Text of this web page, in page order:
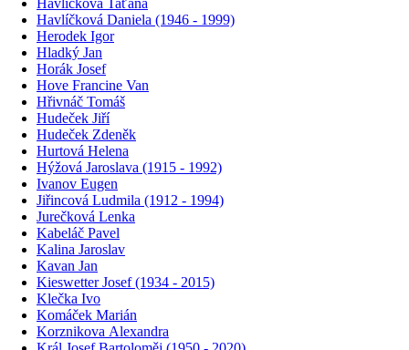
Havlíčková Daniela (1946 - 1999)
Herodek Igor
Hladký Jan
Horák Josef
Hove Francine Van
Hřivnáč Tomáš
Hudeček Jiří
Hudeček Zdeněk
Hurtová Helena
Hýžová Jaroslava (1915 - 1992)
Ivanov Eugen
Jiřincová Ludmila (1912 - 1994)
Jurečková Lenka
Kabeláč Pavel
Kalina Jaroslav
Kavan Jan
Kieswetter Josef (1934 - 2015)
Klečka Ivo
Komáček Marián
Korznikova Alexandra